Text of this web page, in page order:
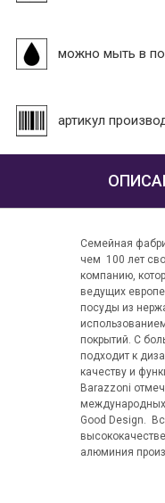
можно мыть в
артикул
Семейная
чем 100 лет
компанию,
ведущих
посуды из
покрытий. С
подходит к
качеству и
Barazzoni
международных
Good Design.
алюминия